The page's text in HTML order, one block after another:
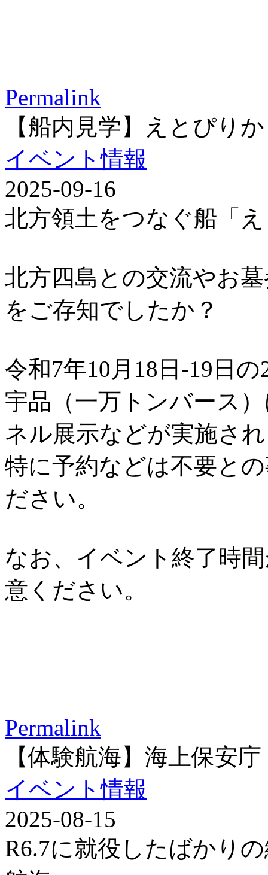
Permalink
【船内見学】えとぴりか
イベント情報
2025-09-16
北方領土をつなぐ船「
北方四島との交流やお
をご存知でしたか？
令和7年10月18日-19日の
宇品（一万トンバース
ネル展示などが実施さ
特に予約などは不要と
ださい。
なお、イベント終了時
意ください。
Permalink
【体験航海】海上保安
イベント情報
2025-08-15
R6.7に就役したばかり